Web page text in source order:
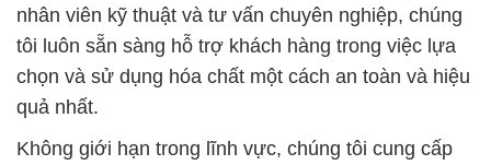
nhân viên kỹ thuật và tư vấn chuyên nghiệp, chúng
tôi luôn sẵn sàng hỗ trợ khách hàng trong việc lựa
chọn và sử dụng hóa chất một cách an toàn và hiệu
quả nhất.
Không giới hạn trong lĩnh vực, chúng tôi cung cấp